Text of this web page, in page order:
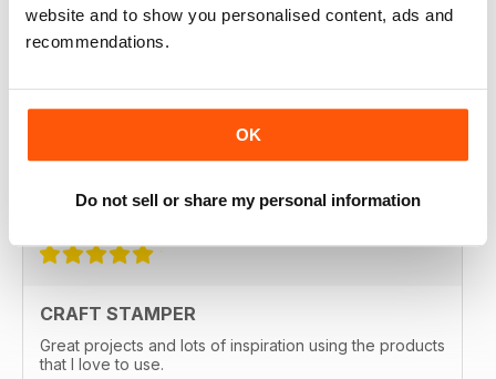
website and to show you personalised content, ads and
recommendations.
OK
Do not sell or share my personal information
Love the techniques every month. I try to make at least
one of the items with the techniques shown.
Great magazine, wait patiently for the new issues every
month.
Recensito 29 febbraio 2020
CRAFT STAMPER
Great projects and lots of inspiration using the products
that I love to use.